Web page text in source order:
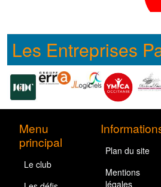
Les Entreprises
Menu
principal
Le club
Plan du site
Mentions
légales